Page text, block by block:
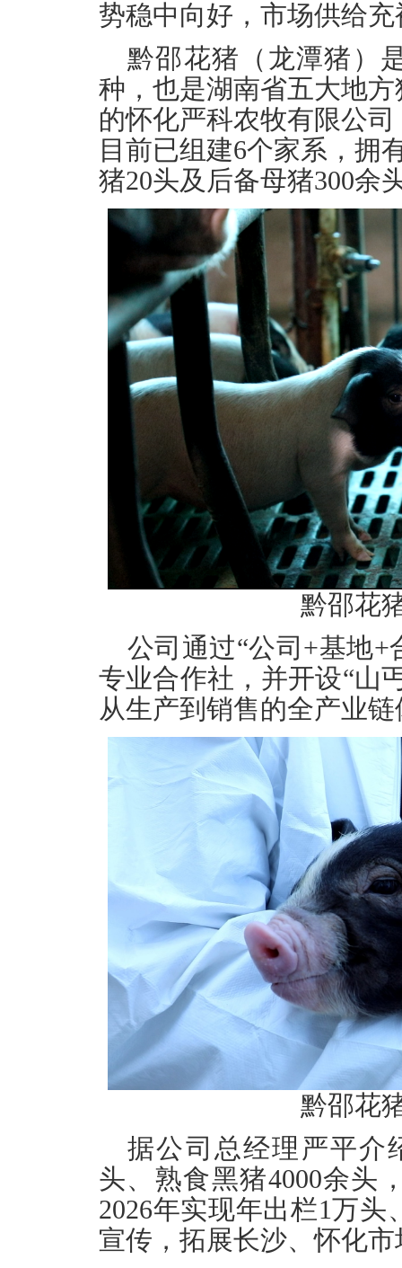
势稳中向好，市场供给
黔邵花猪（龙潭猪）
种，也是湖南省五大地
的怀化严科农牧有限公
目前已组建6个家系，拥
猪20头及后备母猪300余
黔邵花
公司通过“公司+基地+
专业合作社，并开设“山
从生产到销售的全产业
黔邵花
据公司总经理严平介
头、熟食黑猪4000余头
2026年实现年出栏1万
宣传，拓展长沙、怀化市